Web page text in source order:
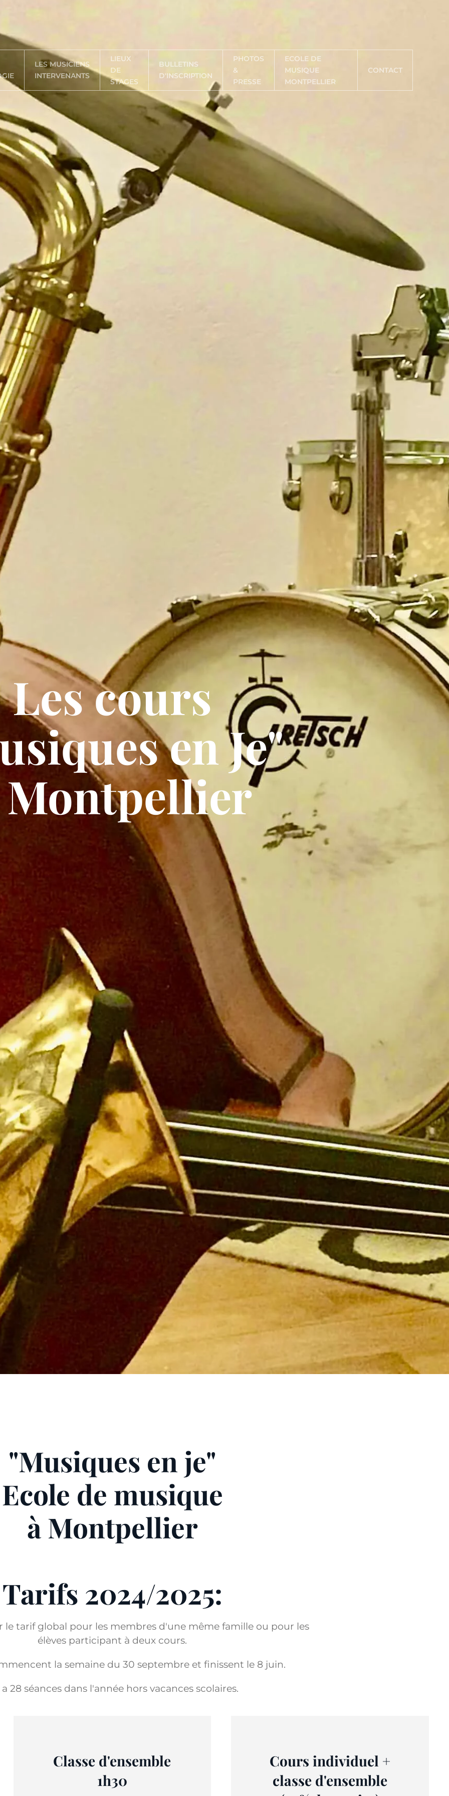
LES MUSICIENS
INTERVENANTS
LIEUX
DE
STAGES
BULLETINS
D'INSCRIPTION
PHOTOS
&
PRESSE
ECOLE DE
MUSIQUE
MONTPELLIER
CONTACT
Les cours
en Je"
Montpellier
"Musiques en je"
Ecole de musique
à Montpellier
Tarifs 2024/2025:
le tarif global pour les membres d'une même famille ou pour les
élèves participant à deux cours.
la semaine du 30 septembre et finissent le 8 juin.
28 séances dans l'année hors vacances scolaires.
Classe d'ensemble
1h30
Cours individuel +
classe d'ensemble